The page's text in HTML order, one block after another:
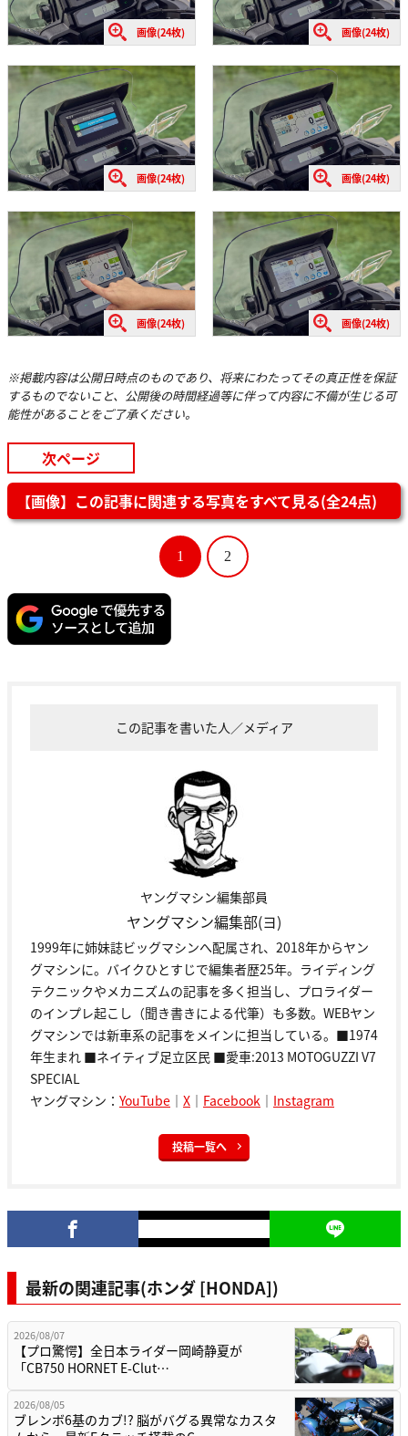
画像(24枚) 画像(24枚)
画像(24枚) 画像(24枚)
画像(24枚) 画像(24枚)
※掲載内容は公開日時点のものであり、将来にわたってその真正性を保証
するものでないこと、公開後の時間経過等に伴って内容に不備が生じる可
能性があることをご了承ください。
次ページ
【画像】この記事に関連する写真をすべて見る(全24点)
1 2
この記事を書いた人／メディア
ヤングマシン編集部員
ヤングマシン編集部(ヨ)
1999年に姉妹誌ビッグマシンへ配属され、2018年からヤン
グマシンに。バイクひとすじで編集者歴25年。ライディング
テクニックやメカニズムの記事を多く担当し、プロライダー
のインプレ起こし（聞き書きによる代筆）も多数。WEBヤン
グマシンでは新車系の記事をメインに担当している。■1974
年生まれ ■ネイティブ足立区民 ■愛車:2013 MOTOGUZZI V7
SPECIAL
ヤングマシン： YouTube ｜ X ｜ Facebook ｜ Instagram
投稿一覧へ
最新の関連記事(ホンダ [HONDA])
2026/08/07
【プロ驚愕】全日本ライダー岡崎静夏が
「CB750 HORNET E-Clut…
2026/08/05
ブレンボ6基のカブ!? 脳がバグる異常なカスタ